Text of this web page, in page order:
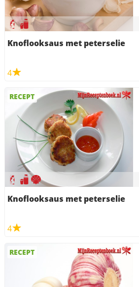
Knoflooksaus met peterselie
4
RECEPT
Knoflooksaus met peterselie
4
RECEPT